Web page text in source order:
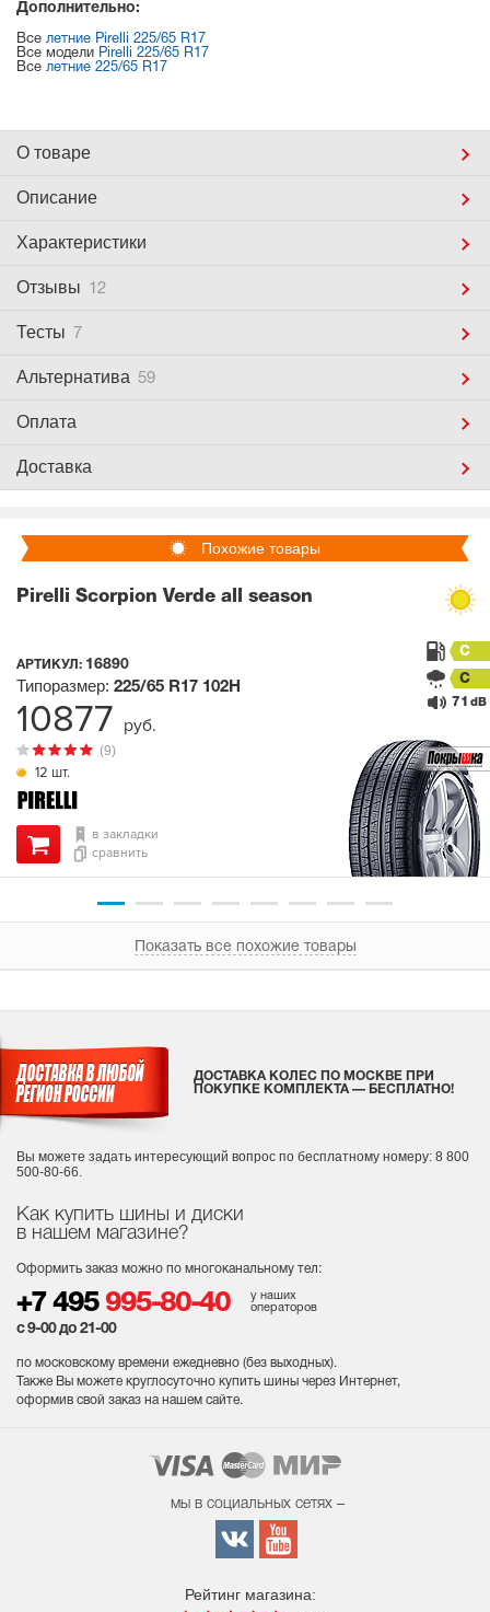
Дополнительно:
Все летние Pirelli 225/65 R17
Все модели Pirelli 225/65 R17
Все летние 225/65 R17
О товаре
Описание
Характеристики
Отзывы 12
Тесты 7
Альтернатива 59
Оплата
Доставка
Похожие товары
Pirelli Scorpion Verde all season
АРТИКУЛ: 16890
12 шт.
(9)
Типоразмер: 225/65 R17 102H
C
C
71 dB
в закладки
сравнить
10877 руб.
Показать все похожие товары
Как купить шины и диски
в нашем магазине?
Оформить заказ можно по многоканальному тел:
+7 495 995-80-40
у наших
операторов
с 9-00 до 21-00
по московскому времени ежедневно (без выходных).
Также Вы можете круглосуточно купить шины через Интернет,
оформив свой заказ на нашем сайте.
ДОСТАВКА КОЛЕС ПО МОСКВЕ ПРИ
ПОКУПКЕ КОМПЛЕКТА — БЕСПЛАТНО!
Вы можете задать интересующий вопрос по бесплатному номеру: 8 800
500-80-66.
мы в социальных сетях –
Рейтинг магазина: